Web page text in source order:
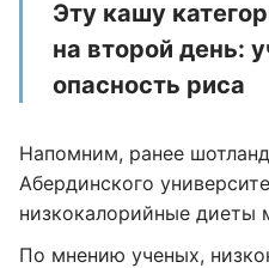
Эту кашу
на второй день:
опасность риса
Напомним, ранее
Абердинского
низкокалорийные диеты
По мнению ученых,